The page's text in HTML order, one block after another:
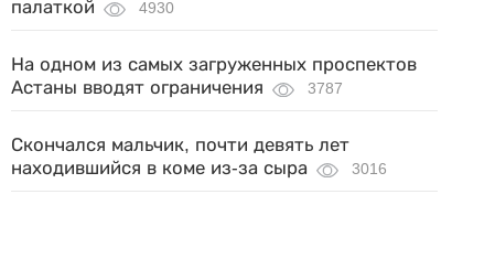
палаткой
4930
На одном из самых загруженных проспектов
Астаны вводят ограничения
3787
Скончался мальчик, почти девять лет
находившийся в коме из-за сыра
3016